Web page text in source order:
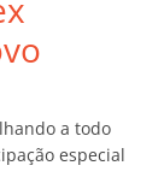
a todo
especial